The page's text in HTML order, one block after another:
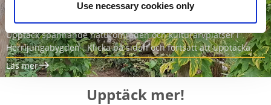
Use necessary cookies only
Natur- & kulturarv
Upptäck spännande naturområden och kulturarvplatser i
Herrljungabygden . Klicka på sidan och fortsätt att upptäcka.
Läs mer
Upptäck mer!